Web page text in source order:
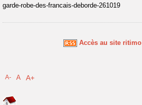
garde-robe-des-francais-deborde-261019
Accès au site ritimo
A- A A+